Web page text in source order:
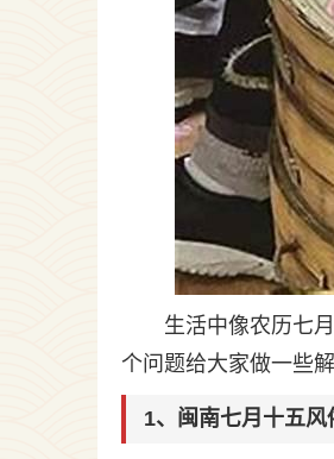
生活中像农历七
个问题给大家做一些解
1、闽南七月十五风